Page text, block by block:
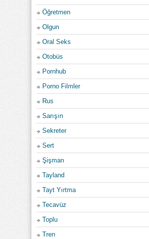
Öğretmen
Olgun
Oral Seks
Otobüs
Pornhub
Porno Filmler
Rus
Sarışın
Sekreter
Sert
Şişman
Tayland
Tayt Yırtma
Tecavüz
Toplu
Tren